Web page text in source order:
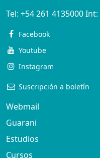
Tel: +54 261 4135000Int:
Facebook
Youtube
Instagram
Suscripción a boletín
Webmail
Guarani
Estudios
Cursos